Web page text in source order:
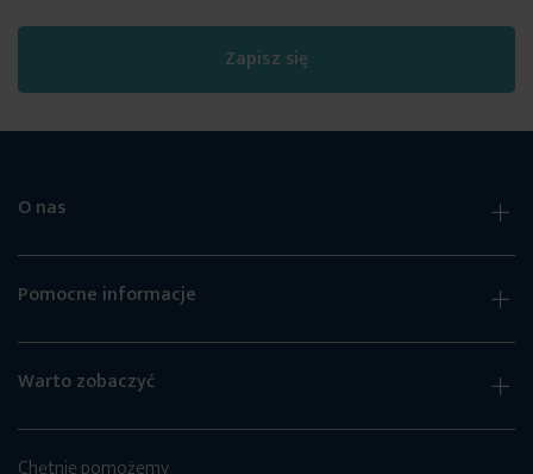
Zapisz się
O nas
Pomocne informacje
Warto zobaczyć